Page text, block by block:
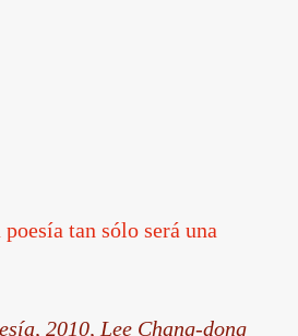
tan sólo será una
2010, Lee Chang-dong